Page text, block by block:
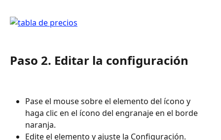
Paso 2. Editar la configuración
Pase el mouse sobre el elemento del ícono y
haga clic en el ícono del engranaje en el borde
naranja.
Edite el elemento y ajuste la Configuración.